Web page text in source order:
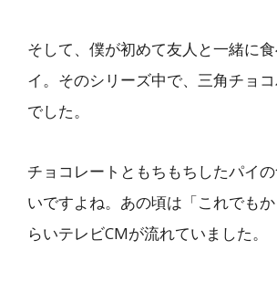
そして、僕が初めて友人と一緒に
イ。そのシリーズ中で、三角チョ
でした。
チョコレートともちもちしたパイ
いですよね。あの頃は「これでも
らいテレビCMが流れていました。